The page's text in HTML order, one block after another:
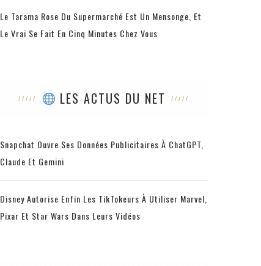
Le Tarama Rose Du Supermarché Est Un Mensonge, Et
Le Vrai Se Fait En Cinq Minutes Chez Vous
LES ACTUS DU NET
Snapchat Ouvre Ses Données Publicitaires À ChatGPT,
Claude Et Gemini
Disney Autorise Enfin Les TikTokeurs À Utiliser Marvel,
Pixar Et Star Wars Dans Leurs Vidéos